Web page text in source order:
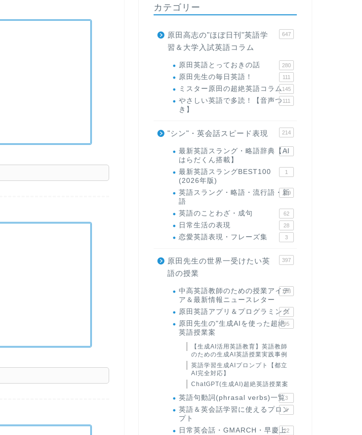
カテゴリー
原田高志の"ほぼ日刊"英語学
習＆大学入試英語コラム
647
原田英語とっておきの話 280
原田先生の毎日英語！ 111
ミスター原田の超絶英語コラム145
やさしい英語で多読！【音声つ
き】
111
"シン"・英会話スピード表現 214
最新英語スラング・略語辞典【AI
はらだくん搭載】
1
最新英語スラングBEST100
(2026年版)
1
英語スラング・略語・流行語・新
語
119
英語のことわざ・成句 62
日常生活の表現 28
恋愛英語表現・フレーズ集 3
原田先生の世界一受けたい英
語の授業
397
中高英語教師のための授業アイデ
ア＆最新情報ニュースレター
168
原田英語アプリ＆プログラミング
31
原田先生の"生成AIを使った超絶
英語授業案
95
【生成AI活用英語教育】英語教師
のための生成AI英語授業実践事例
英語学習生成AIプロンプト【都立
AI完全対応】
ChatGPT(生成AI)超絶英語授業案
英語句動詞(phrasal verbs)一覧3
英語＆英会話学習に使えるプロン
プト
6
日常英会話・GMARCH・早慶上22